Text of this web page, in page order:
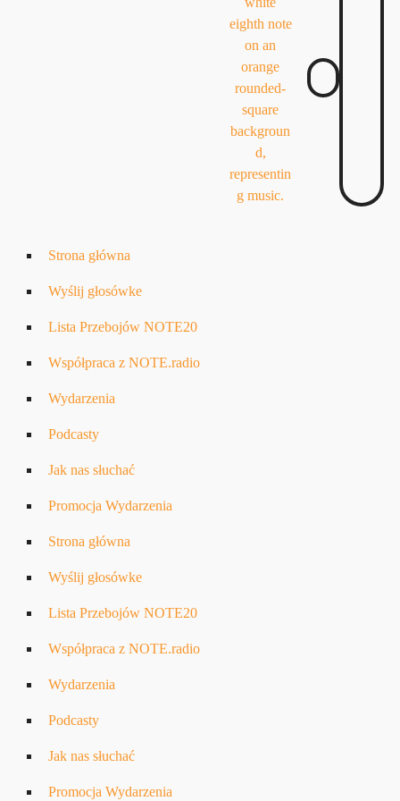
Strona główna
Wyślij głosówke
Lista Przebojów NOTE20
Współpraca z NOTE.radio
Wydarzenia
Podcasty
Jak nas słuchać
Promocja Wydarzenia
Strona główna
Wyślij głosówke
Lista Przebojów NOTE20
Współpraca z NOTE.radio
Wydarzenia
Podcasty
Jak nas słuchać
Promocja Wydarzenia